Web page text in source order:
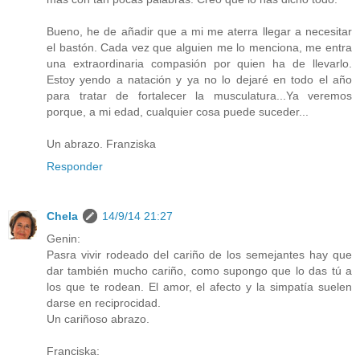
Bueno, he de añadir que a mi me aterra llegar a necesitar
el bastón. Cada vez que alguien me lo menciona, me entra
una extraordinaria compasión por quien ha de llevarlo.
Estoy yendo a natación y ya no lo dejaré en todo el año
para tratar de fortalecer la musculatura...Ya veremos
porque, a mi edad, cualquier cosa puede suceder...
Un abrazo. Franziska
Responder
Chela
14/9/14 21:27
Genin:
Pasra vivir rodeado del cariño de los semejantes hay que
dar también mucho cariño, como supongo que lo das tú a
los que te rodean. El amor, el afecto y la simpatía suelen
darse en reciprocidad.
Un cariñoso abrazo.
Franciska: